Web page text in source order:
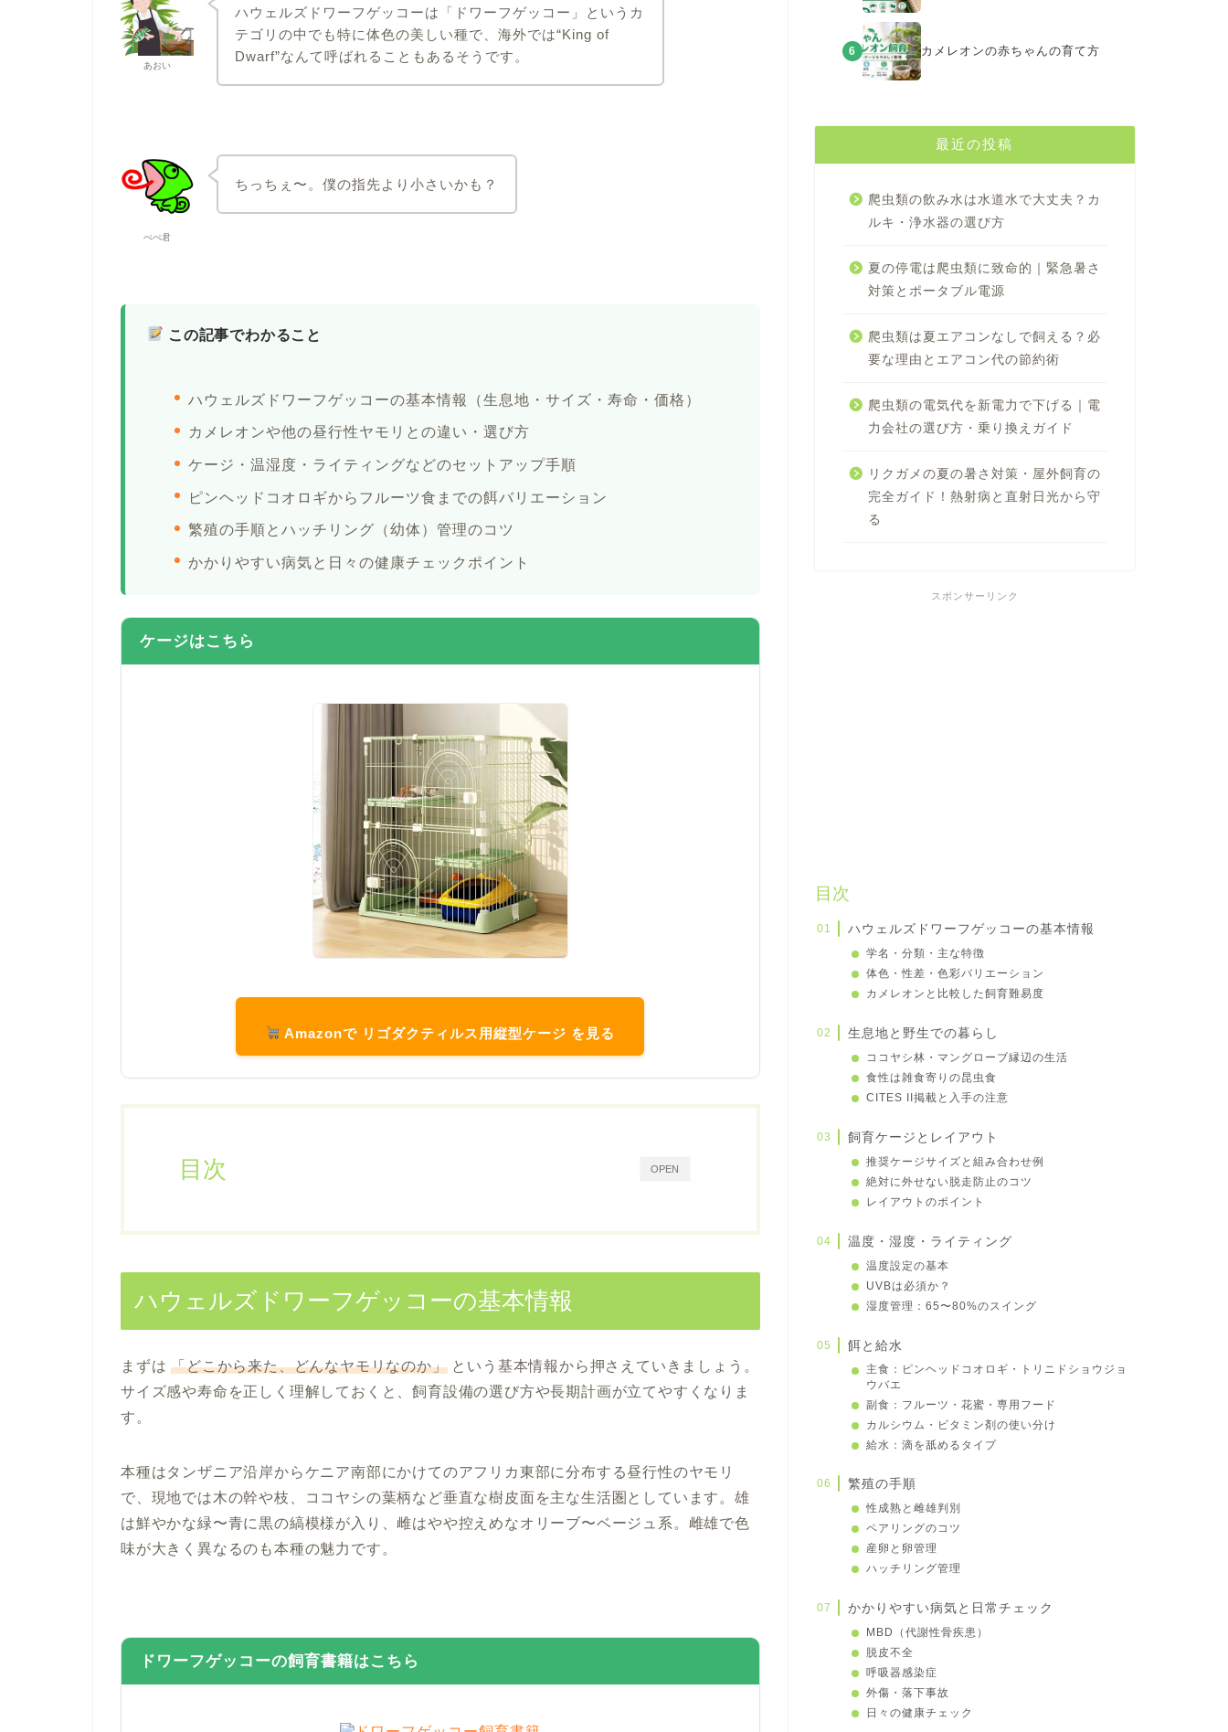
あおい
ハウェルズドワーフゲッコーは「ドワーフゲッコー」というカ
テゴリの中でも特に体色の美しい種で、海外では“King of
Dwarf”なんて呼ばれることもあるそうです。
ぺぺ君
ちっちぇ〜。僕の指先より小さいかも？
この記事でわかること
ハウェルズドワーフゲッコーの基本情報（生息地・サイズ・寿命・価格）
カメレオンや他の昼行性ヤモリとの違い・選び方
ケージ・温湿度・ライティングなどのセットアップ手順
ピンヘッドコオロギからフルーツ食までの餌バリエーション
繁殖の手順とハッチリング（幼体）管理のコツ
かかりやすい病気と日々の健康チェックポイント
ケージはこちら
Amazonで リゴダクティルス用縦型ケージ を見る
OPEN
目次
ハウェルズドワーフゲッコーの基本情報
まずは「どこから来た、どんなヤモリなのか」という基本情報から押さえていきましょう。
サイズ感や寿命を正しく理解しておくと、飼育設備の選び方や長期計画が立てやすくなりま
す。
本種はタンザニア沿岸からケニア南部にかけてのアフリカ東部に分布する昼行性のヤモリ
で、現地では木の幹や枝、ココヤシの葉柄など垂直な樹皮面を主な生活圏としています。雄
は鮮やかな緑〜青に黒の縞模様が入り、雌はやや控えめなオリーブ〜ベージュ系。雌雄で色
味が大きく異なるのも本種の魅力です。
ドワーフゲッコーの飼育書籍はこちら
6 カメレオンの赤ちゃんの育て方
最近の投稿
爬虫類の飲み水は水道水で大丈夫？カ
ルキ・浄水器の選び方
夏の停電は爬虫類に致命的｜緊急暑さ
対策とポータブル電源
爬虫類は夏エアコンなしで飼える？必
要な理由とエアコン代の節約術
爬虫類の電気代を新電力で下げる｜電
力会社の選び方・乗り換えガイド
リクガメの夏の暑さ対策・屋外飼育の
完全ガイド！熱射病と直射日光から守
る
スポンサーリンク
目次
ハウェルズドワーフゲッコーの基本情報
学名・分類・主な特徴
体色・性差・色彩バリエーション
カメレオンと比較した飼育難易度
生息地と野生での暮らし
ココヤシ林・マングローブ縁辺の生活
食性は雑食寄りの昆虫食
CITES II掲載と入手の注意
飼育ケージとレイアウト
推奨ケージサイズと組み合わせ例
絶対に外せない脱走防止のコツ
レイアウトのポイント
温度・湿度・ライティング
温度設定の基本
UVBは必須か？
湿度管理：65〜80%のスイング
餌と給水
主食：ピンヘッドコオロギ・トリニドショウジョ
ウバエ
副食：フルーツ・花蜜・専用フード
カルシウム・ビタミン剤の使い分け
給水：滴を舐めるタイプ
繁殖の手順
性成熟と雌雄判別
ペアリングのコツ
産卵と卵管理
ハッチリング管理
かかりやすい病気と日常チェック
MBD（代謝性骨疾患）
脱皮不全
呼吸器感染症
外傷・落下事故
日々の健康チェック